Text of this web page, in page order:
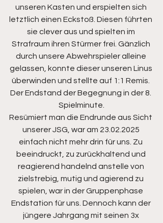
unseren Kasten und erspielten sich
letztlich einen Eckstoß. Diesen führten
sie clever aus und spielten im
Strafraum ihren Stürmer frei. Gänzlich
durch unsere Abwehrspieler alleine
gelassen, konnte dieser unseren Linus
überwinden und stellte auf 1:1 Remis.
Der Endstand der Begegnung in der 8.
Spielminute.
Resümiert man die Endrunde aus Sicht
unserer JSG, war am 23.02.2025
einfach nicht mehr drin für uns. Zu
beeindruckt, zu zurückhaltend und
reagierend handelnd anstelle von
zielstrebig, mutig und agierend zu
spielen, war in der Gruppenphase
Endstation für uns. Dennoch kann der
jüngere Jahrgang mit seinen 3x